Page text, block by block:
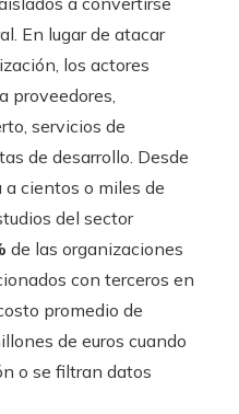
En lugar de atacar
los actores
proveedores,
servicios de
de desarrollo. Desde
cientos o miles de
del sector
de las organizaciones
con terceros en
promedio de
de euros cuando
o se filtran datos